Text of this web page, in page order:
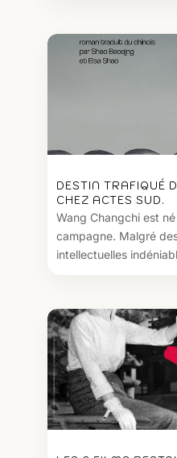
DESTIN TRAFIQUÉ
CHEZ ACTES SUD.
Wang Changchi est
campagne. Malgré
intellectuelles